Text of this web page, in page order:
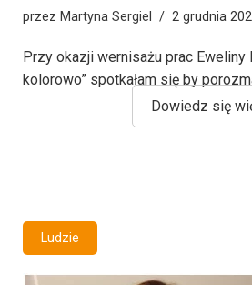
przez Martyna Sergiel 2 grudnia
Przy okazji wernisażu prac Eweliny
kolorowo” spotkałam się by
Dowiedz się
Ludzie